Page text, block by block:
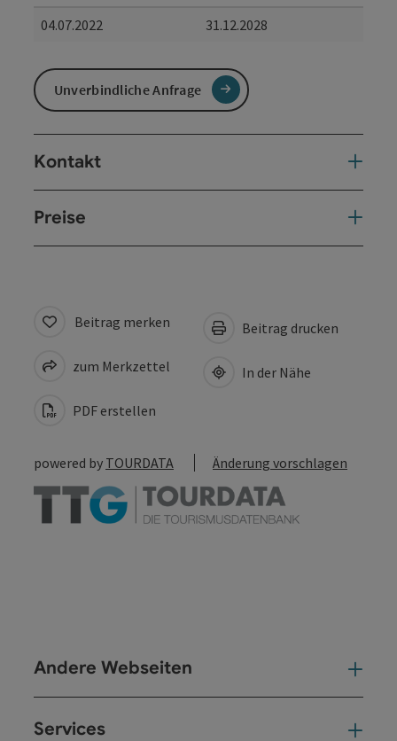
04.07.2022
31.12.2028
Unverbindliche Anfrage
Kontakt
Preise
Beitrag merken
zum Merkzettel
PDF erstellen
Beitrag drucken
In der Nähe
powered by TOURDATA Änderung vorschlagen
Andere Webseiten
Services